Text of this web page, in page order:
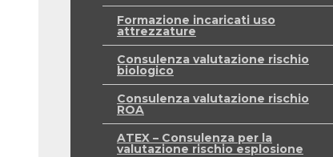
Formazione incaricati uso
attrezzature
Consulenza valutazione rischio
biologico
Consulenza valutazione rischio
ROA
ATEX – Consulenza per la
valutazione rischio esplosione